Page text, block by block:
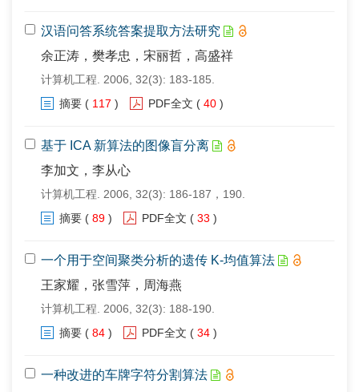
汉语问答系统答案提取方法研究
余正涛，樊孝忠，宋丽哲，高盛祥
计算机工程. 2006, 32(3): 183-185.
摘要 ( 117 ) PDF全文 ( 40 )
基于 ICA 新算法的图像盲分离
李加文，李从心
计算机工程. 2006, 32(3): 186-187，190.
摘要 ( 89 ) PDF全文 ( 33 )
一个用于空间聚类分析的遗传 K-均值算法
王家耀，张雪萍，周海燕
计算机工程. 2006, 32(3): 188-190.
摘要 ( 84 ) PDF全文 ( 34 )
一种改进的车牌字符分割算法